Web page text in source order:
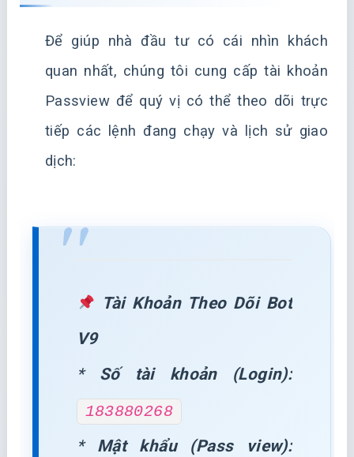
Để giúp nhà đầu tư có cái nhìn khách
quan nhất, chúng tôi cung cấp tài khoản
Passview để quý vị có thể theo dõi trực
tiếp các lệnh đang chạy và lịch sử giao
dịch:
Tài Khoản Theo Dõi Bot
V9
* Số tài khoản (Login):
183880268
* Mật khẩu (Pass view):